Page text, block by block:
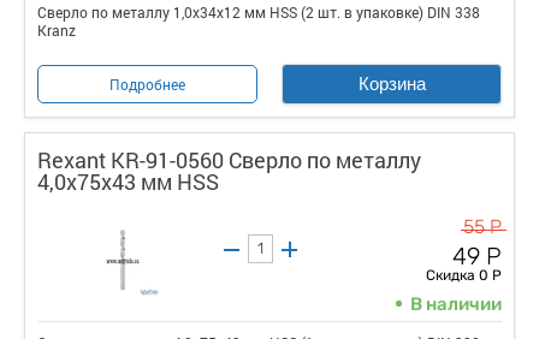
Сверло по металлу 1,0х34х12 мм HSS (2 шт. в упаковке) DIN 338
Kranz
Подробнее Корзина
Rexant KR-91-0560 Сверло по металлу
4,0х75х43 мм HSS
55 Р
49 Р
Скидка 0 Р
В наличии